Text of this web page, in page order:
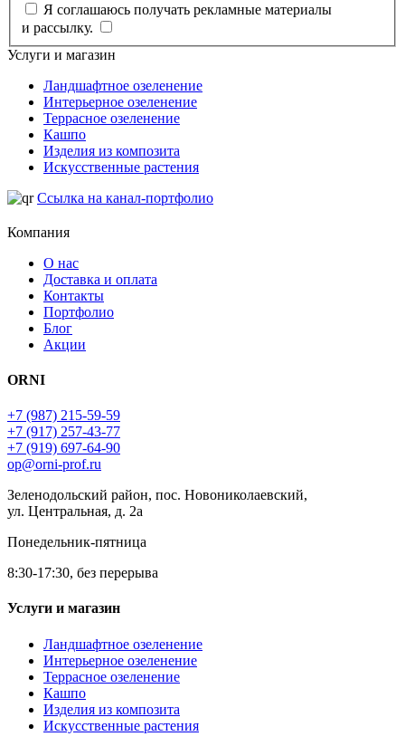
Я соглашаюсь получать рекламные материалы
и рассылку.
Услуги и магазин
Ландшафтное озеленение
Интерьерное озеленение
Террасное озеленение
Кашпо
Изделия из композита
Искусственные растения
Ссылка на канал-портфолио
Компания
О нас
Доставка и оплата
Контакты
Портфолио
Блог
Акции
ORNI
+7 (987) 215-59-59
+7 (917) 257-43-77
+7 (919) 697-64-90
op@orni-prof.ru
Зеленодольский район, пос. Новониколаевский,
ул. Центральная, д. 2а
Понедельник-пятница
8:30-17:30, без перерыва
Услуги и магазин
Ландшафтное озеленение
Интерьерное озеленение
Террасное озеленение
Кашпо
Изделия из композита
Искусственные растения